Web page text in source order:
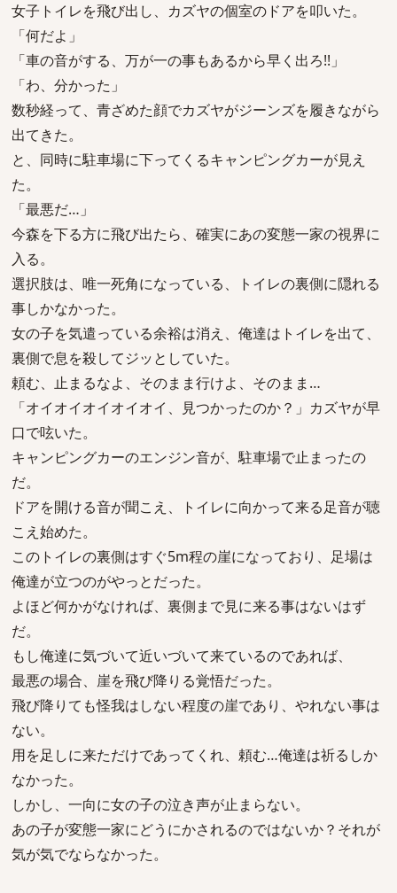
女子トイレを飛び出し、カズヤの個室のドアを叩いた。
「何だよ」
「車の音がする、万が一の事もあるから早く出ろ!!」
「わ、分かった」
数秒経って、青ざめた顔でカズヤがジーンズを履きながら
出てきた。
と、同時に駐車場に下ってくるキャンピングカーが見え
た。
「最悪だ…」
今森を下る方に飛び出たら、確実にあの変態一家の視界に
入る。
選択肢は、唯一死角になっている、トイレの裏側に隠れる
事しかなかった。
女の子を気遣っている余裕は消え、俺達はトイレを出て、
裏側で息を殺してジッとしていた。
頼む、止まるなよ、そのまま行けよ、そのまま…
「オイオイオイオイオイ、見つかったのか？」カズヤが早
口で呟いた。
キャンピングカーのエンジン音が、駐車場で止まったの
だ。
ドアを開ける音が聞こえ、トイレに向かって来る足音が聴
こえ始めた。
このトイレの裏側はすぐ5m程の崖になっており、足場は
俺達が立つのがやっとだった。
よほど何かがなければ、裏側まで見に来る事はないはず
だ。
もし俺達に気づいて近いづいて来ているのであれば、
最悪の場合、崖を飛び降りる覚悟だった。
飛び降りても怪我はしない程度の崖であり、やれない事は
ない。
用を足しに来ただけであってくれ、頼む…俺達は祈るしか
なかった。
しかし、一向に女の子の泣き声が止まらない。
あの子が変態一家にどうにかされるのではないか？それが
気が気でならなかった。